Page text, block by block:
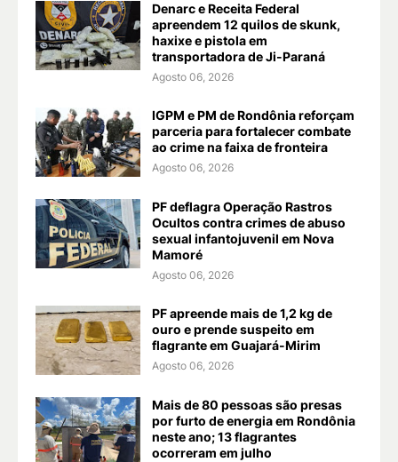
Denarc e Receita Federal
apreendem 12 quilos de skunk,
haxixe e pistola em
transportadora de Ji-Paraná
Agosto 06, 2026
IGPM e PM de Rondônia reforçam
parceria para fortalecer combate
ao crime na faixa de fronteira
Agosto 06, 2026
PF deflagra Operação Rastros
Ocultos contra crimes de abuso
sexual infantojuvenil em Nova
Mamoré
Agosto 06, 2026
PF apreende mais de 1,2 kg de
ouro e prende suspeito em
flagrante em Guajará-Mirim
Agosto 06, 2026
Mais de 80 pessoas são presas
por furto de energia em Rondônia
neste ano; 13 flagrantes
ocorreram em julho